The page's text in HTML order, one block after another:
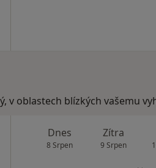
v oblastech blízkých vašemu
Dnes
8 Srpen
Zítra
9 Srpen